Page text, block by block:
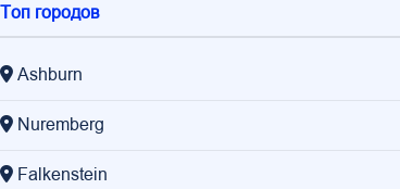
Топ городов
Ashburn
Nuremberg
Falkenstein